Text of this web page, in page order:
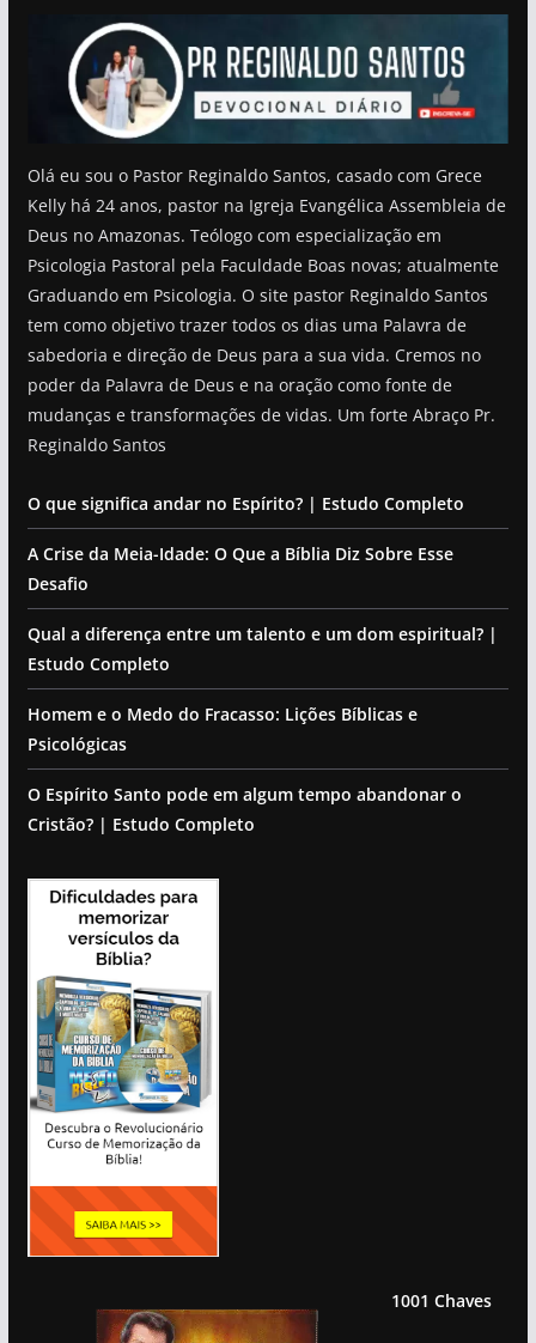
Olá eu sou o Pastor Reginaldo Santos, casado com Grece
Kelly há 24 anos, pastor na Igreja Evangélica Assembleia de
Deus no Amazonas. Teólogo com especialização em
Psicologia Pastoral pela Faculdade Boas novas; atualmente
Graduando em Psicologia. O site pastor Reginaldo Santos
tem como objetivo trazer todos os dias uma Palavra de
sabedoria e direção de Deus para a sua vida. Cremos no
poder da Palavra de Deus e na oração como fonte de
mudanças e transformações de vidas. Um forte Abraço Pr.
Reginaldo Santos
O que significa andar no Espírito? | Estudo Completo
A Crise da Meia-Idade: O Que a Bíblia Diz Sobre Esse
Desafio
Qual a diferença entre um talento e um dom espiritual? |
Estudo Completo
Homem e o Medo do Fracasso: Lições Bíblicas e
Psicológicas
O Espírito Santo pode em algum tempo abandonar o
Cristão? | Estudo Completo
1001 Chaves